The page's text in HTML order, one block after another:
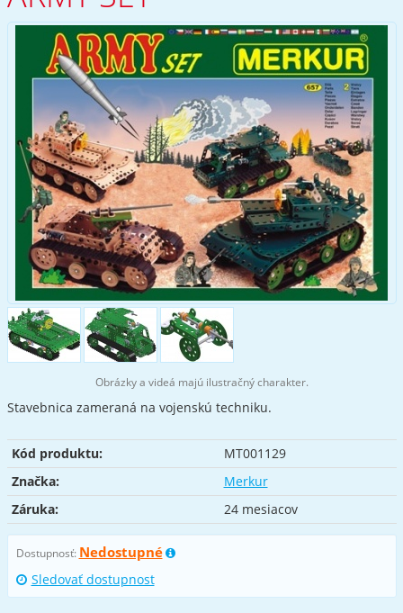
Obrázky a videá majú ilustračný charakter.
Stavebnica zameraná na vojenskú techniku.
Kód produktu:
MT001129
Značka:
Merkur
Záruka:
24 mesiacov
Dostupnosť: Nedostupné
Sledovať dostupnost